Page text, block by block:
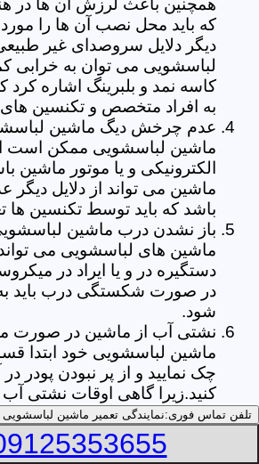
همچنین باعث لرزش آن ها
که باید محل نصب آن ها را مورد
دیگر دلایل سروصدای غیر
لباسشویی می توان به خرابی
کاسه نمد و بلبرینگ اشاره کرد
به افراد متخصص و تکنسین
عدم چرخش دیگ ماشین
ماشین لباسشویی ممکن است
الکترونیکی و یا موتور ماشین
ماشین می تواند از دلایل
باشد که باید توسط تکنسین ها
باز نشدن درب ماشین
ماشین های لباسشویی می
دستگیره در و یا ایراد در
در صورت شکستگی درب باید
شود.
نشتی آب از ماشین در صورت
ماشین لباسشویی خود ابتدا
چک نمایید و از پر نبودن پودر
کنید.زیرا گاهی اوقات نشتی آب
بیش از حد جا پودری از پودر
می توان به پارگی لاستیک
تخلیه خرطومی زیر دیگ و یا
تلفن تماس فوری:نمایندگی تعمیر ماشین لباسشویی